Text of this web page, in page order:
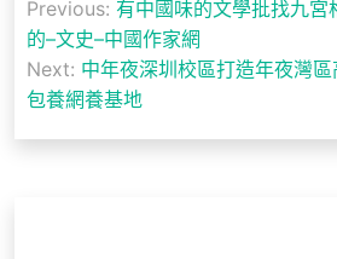
章
導
覽
Previous: 有中國味的文學批找九
的–文史–中國作家網
Next: 中年夜深圳校區打造年夜灣
包養網養基地